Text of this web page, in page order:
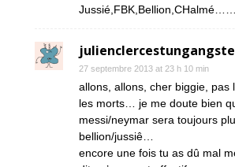
27 septembre 2013 at 23 h 10 min
allons, allons, cher biggie, pas
les morts… je me doute bien
messi/neymar sera toujours
bellion/jussiê…
encore une fois tu as dû mal